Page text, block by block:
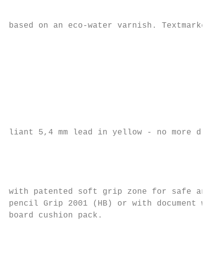
based on an eco-water varnish.
liant 5,4 mm lead in yellow - no more
with patented soft grip zone for safe and
pencil Grip 2001 (HB) or with document
board cushion pack.